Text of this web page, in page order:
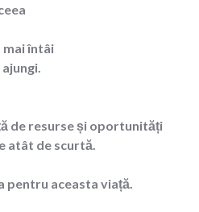
mai întâi
de resurse și oportunități
atât de scurtă.
pentru aceasta viață.